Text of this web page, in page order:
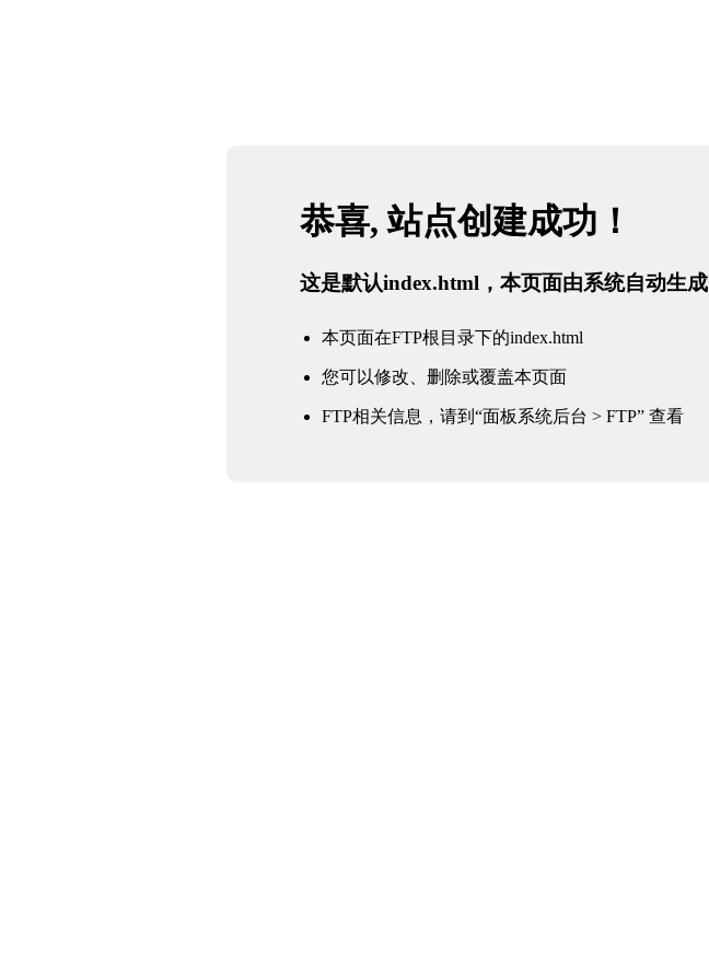
恭喜, 站点创建成功！
这是默认index.html，本页面由系统自动生成
本页面在FTP根目录下的index.html
您可以修改、删除或覆盖本页面
FTP相关信息，请到“面板系统后台 > FTP” 查看